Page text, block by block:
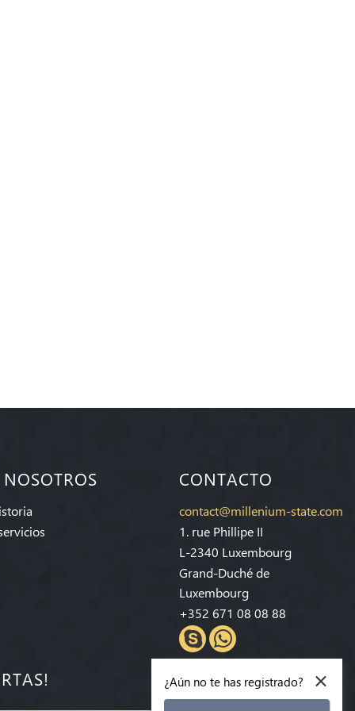
NOSOTROS CONTACTO
contact@millenium-state.com
1. rue Phillipe II
L-2340 Luxembourg
Grand-Duché de
Luxembourg
+352 671 08 08 88
×
¿Aún no te has registrado?